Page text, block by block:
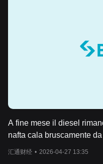
A fine mese il diesel
nafta cala bruscamente
scambi.
汇通财经 • 2026-04-27 13:35